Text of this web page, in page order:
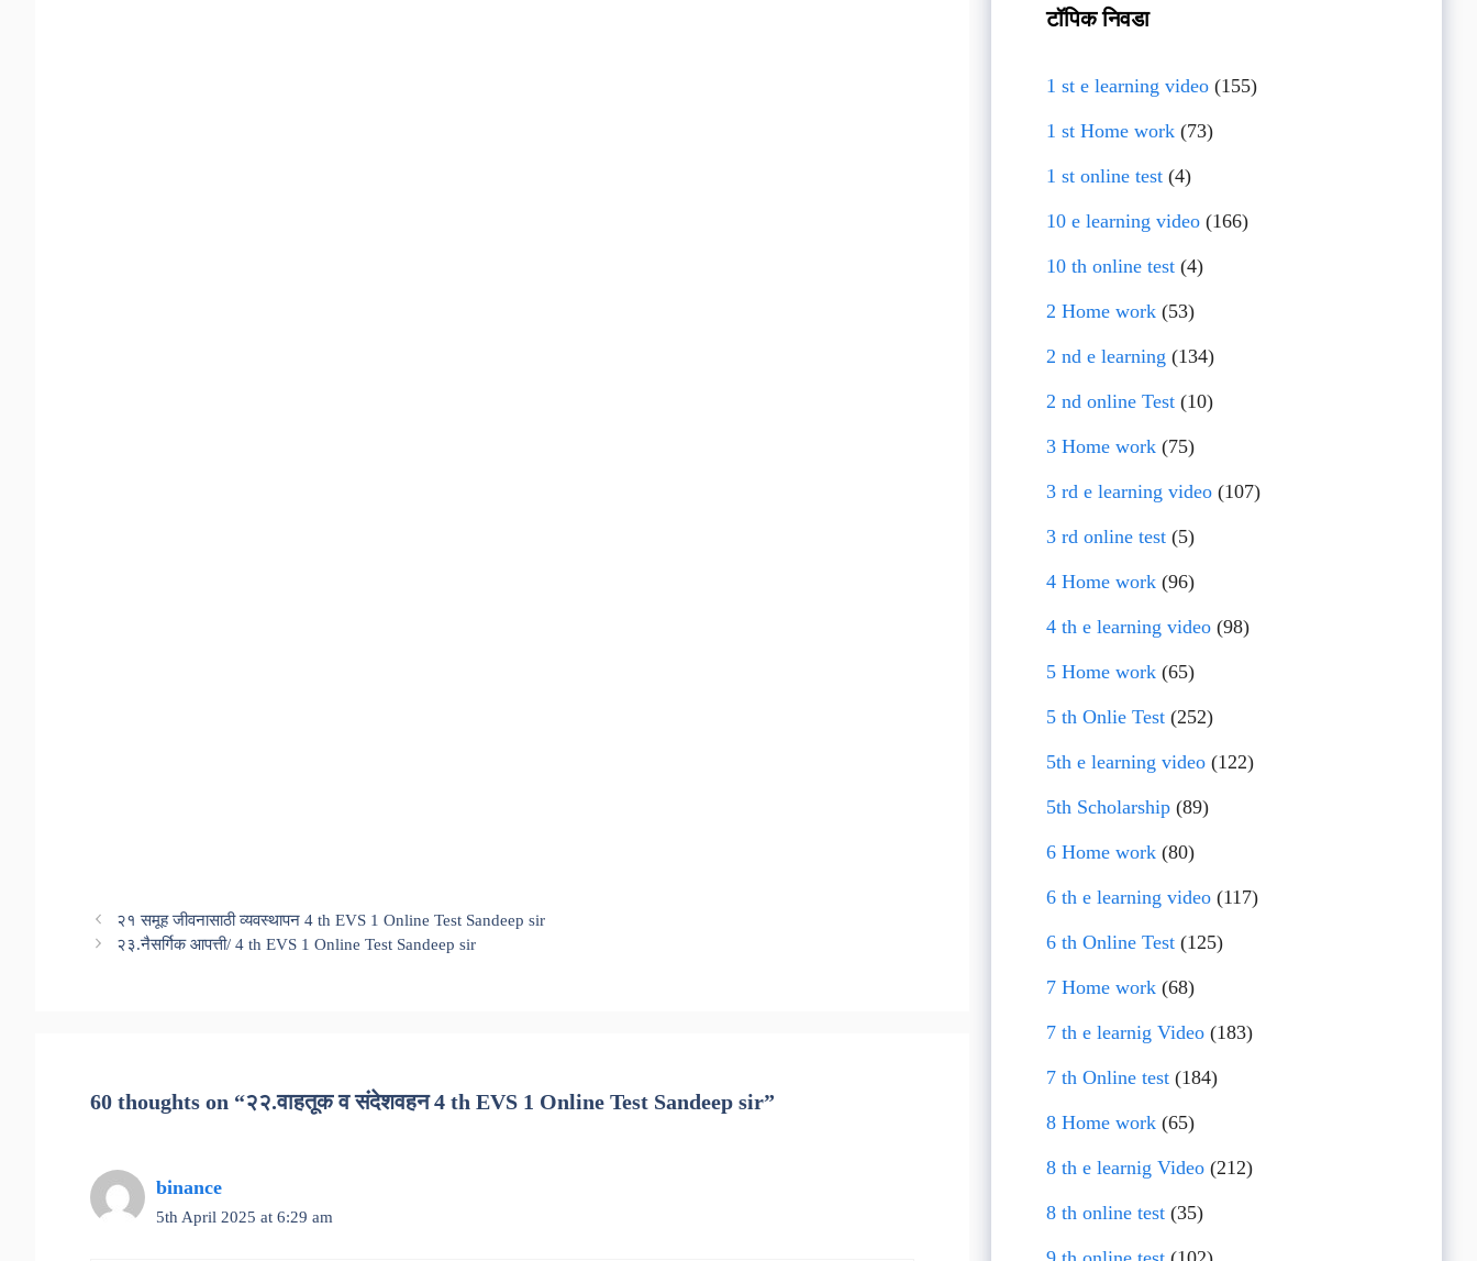
२१ समूह जीवनासाठी व्यवस्थापन 4 th EVS 1 Online Test Sandeep sir
२३.नैसर्गिक आपत्ती/ 4 th EVS 1 Online Test Sandeep sir
60 thoughts on “२२.वाहतूक व संदेशवहन 4 th EVS 1 Online Test Sandeep sir”
binance
5th April 2025 at 6:29 am
टॉपिक निवडा
1 st e learning video(155)
1 st Home work(73)
1 st online test(4)
10 e learning video(166)
10 th online test(4)
2 Home work(53)
2 nd e learning (134)
2 nd online Test(10)
3 Home work(75)
3 rd e learning video(107)
3 rd online test(5)
4 Home work(96)
4 th e learning video(98)
5 Home work(65)
5 th Onlie Test(252)
5th e learning video(122)
5th Scholarship(89)
6 Home work(80)
6 th e learning video(117)
6 th Online Test(125)
7 Home work(68)
7 th e learnig Video(183)
7 th Online test(184)
8 Home work(65)
8 th e learnig Video(212)
8 th online test(35)